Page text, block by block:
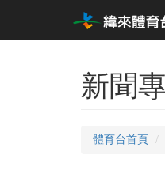
新聞
體育台首頁